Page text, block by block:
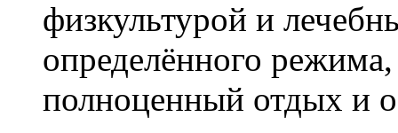
физкультурой и
определённого
полноценный отдых и